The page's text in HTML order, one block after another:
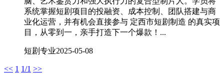
系统掌握短剧项目的投融资、成本控制、团队搭建与商
业化运营，并有机会直接参与 定西市短剧制造 的真实项
目，从零到一，亲手打造下一个爆款！...
短剧专业2025-05-08
<< 1 1/1 >>